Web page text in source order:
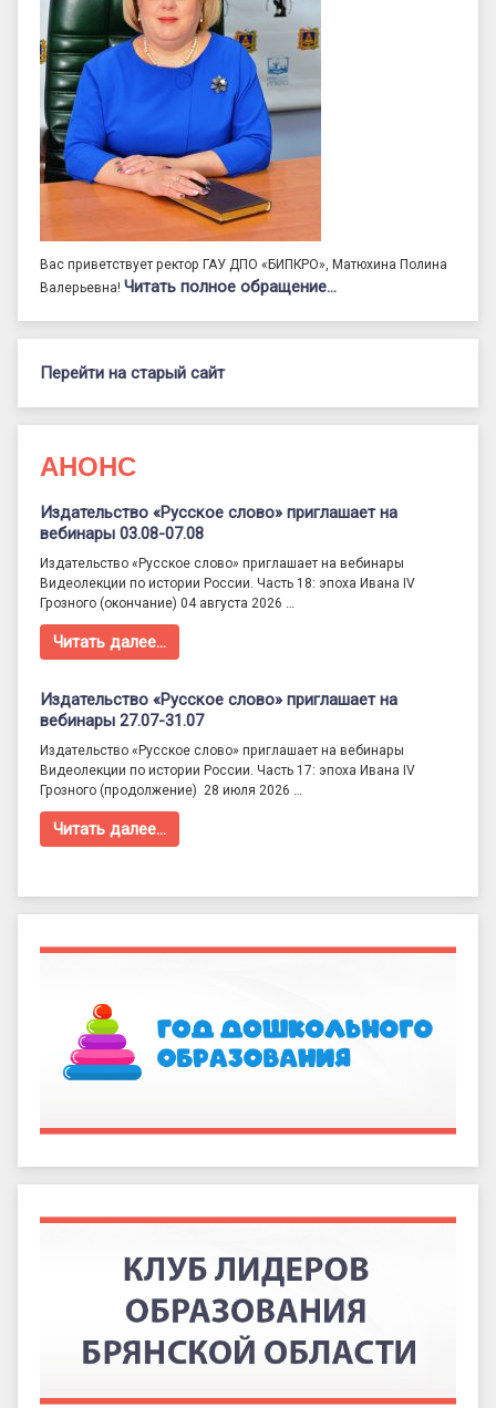
Вас приветствует ректор ГАУ ДПО «БИПКРО», Матюхина Полина
Валерьевна! Читать полное обращение…
Перейти на старый сайт
АНОНС
Издательство «Русское слово» приглашает на
вебинары 03.08-07.08
Издательство «Русское слово» приглашает на вебинары
Видеолекции по истории России. Часть 18: эпоха Ивана IV
Грозного (окончание) 04 августа 2026 …
Читать далее…
Издательство «Русское слово» приглашает на
вебинары 27.07-31.07
Издательство «Русское слово» приглашает на вебинары
Видеолекции по истории России. Часть 17: эпоха Ивана IV
Грозного (продолжение) 28 июля 2026 …
Читать далее…